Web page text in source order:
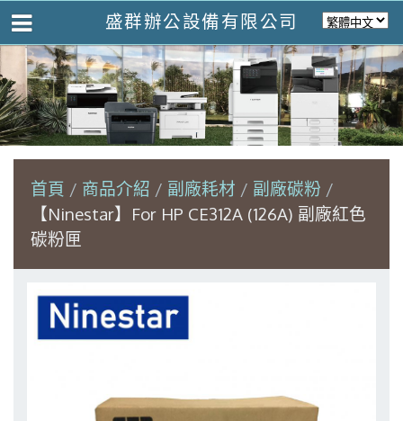
盛群辦公設備有限公司
首頁 商品介紹 副廠耗材
副廠碳粉
【Ninestar】For HP CE312A (126A) 副廠紅色
碳粉匣